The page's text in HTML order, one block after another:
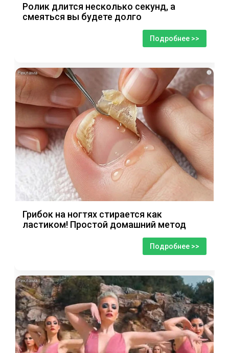
Ролик длится несколько секунд, а
смеяться вы будете долго
Подробнее >>
i
Грибок на ногтях стирается как
ластиком! Простой домашний метод
Подробнее >>
i